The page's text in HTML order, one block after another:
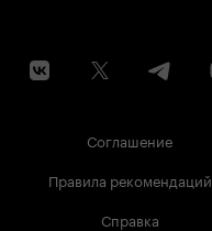
Соглашение
Правила рекомендаций
Справка